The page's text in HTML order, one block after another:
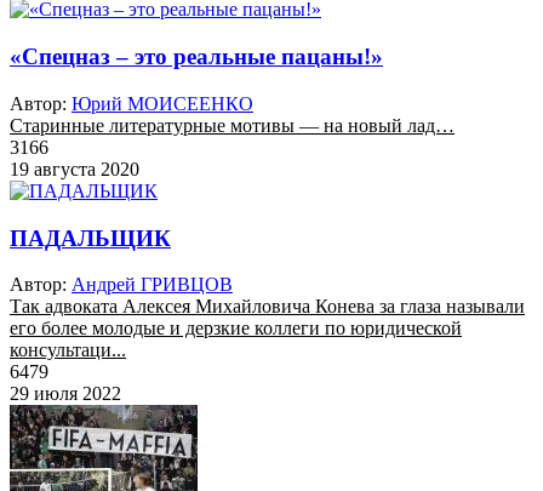
«Спецназ – это реальные пацаны!»
Автор: Юрий МОИСЕЕНКО
Старинные литературные мотивы — на новый лад…
3166
19 августа 2020
ПАДАЛЬЩИК
Автор: Андрей ГРИВЦОВ
Так адвоката Алексея Михайловича Конева за глаза называли
его более молодые и дерзкие коллеги по юридической
консультаци...
6479
29 июля 2022